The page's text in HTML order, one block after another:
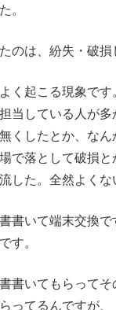
。
のは、紛失・破
く起こる現象で
当している人が
くしたとか、な
で落として破損
した。全然よくな
書いて端末交換
す。
書いてもらって
ってるんですが、